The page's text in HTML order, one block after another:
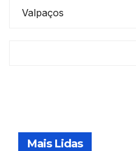
Valpaços
Mais Lidas